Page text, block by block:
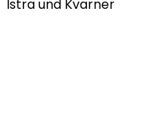
Istra und Kvarner